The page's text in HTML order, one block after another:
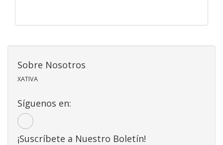
Sobre Nosotros
XATIVA
Síguenos en:
¡Suscríbete a Nuestro Boletín!